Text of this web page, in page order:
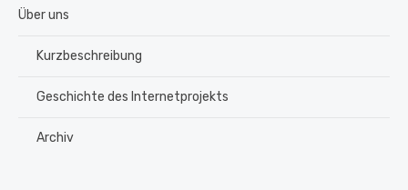
Über uns
Kurzbeschreibung
Geschichte des Internetprojekts
Archiv